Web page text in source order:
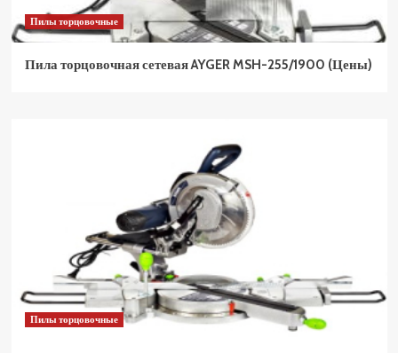
Пилы торцовочные
Пила торцовочная сетевая AYGER MSH-255/1900 (Цены)
Пилы торцовочные